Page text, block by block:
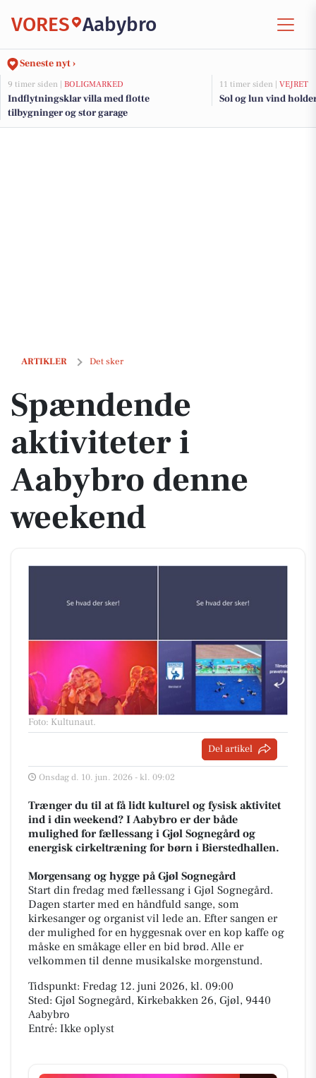
VORES Aabybro
Seneste nyt ›
9 timer siden | BOLIGMARKED
Indflytningsklar villa med flotte
tilbygninger og stor garage
11 timer siden | VEJRET
Sol og lun vind
ARTIKLER Det sker
Spændende aktiviteter i Aabybro denne weekend
Spændende
aktiviteter i
Aabybro denne
weekend
Foto: Kultunaut.
Del artikel
Onsdag d. 10. jun. 2026 - kl. 09:02
Trænger du til at få lidt kulturel og fysisk aktivitet
ind i din weekend? I Aabybro er der både
mulighed for fællessang i Gjøl Sognegård og
energisk cirkeltræning for børn i Bierstedhallen.
Morgensang og hygge på Gjøl Sognegård
Start din fredag med fællessang i Gjøl Sognegård.
Dagen starter med en håndfuld sange, som
kirkesanger og organist vil lede an. Efter sangen er
der mulighed for en hyggesnak over en kop kaffe og
måske en småkage eller en bid brød. Alle er
velkommen til denne musikalske morgenstund.
Tidspunkt: Fredag 12. juni 2026, kl. 09:00
Sted: Gjøl Sognegård, Kirkebakken 26, Gjøl, 9440
Aabybro
Entré: Ikke oplyst